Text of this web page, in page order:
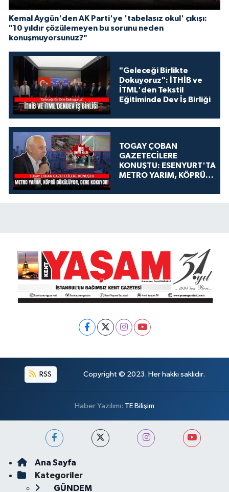
Kemal Aygün'den AK Parti'ye 'tabelasız okul' çıkışı:
"10 yıldır çözülemeyen bu sorunu neden
konuşmuyorsunuz?"
"Geleceği Birlikte
Dokuyoruz": İTHİB ve
İTML'den Tekstil
Eğitiminde Dev İş Birliği
TOGAY ÇOBAN
GAZETECİLERE
KONUŞTU: ESENYURT'TA
METRO YARIM, KÖPRÜ
KOKUYOR!
RSS Copyright © 2023. Her hakkı saklıdır.
Haber Yazılımı: TE Bilişim
Ana Sayfa
Kategoriler
GÜNDEM